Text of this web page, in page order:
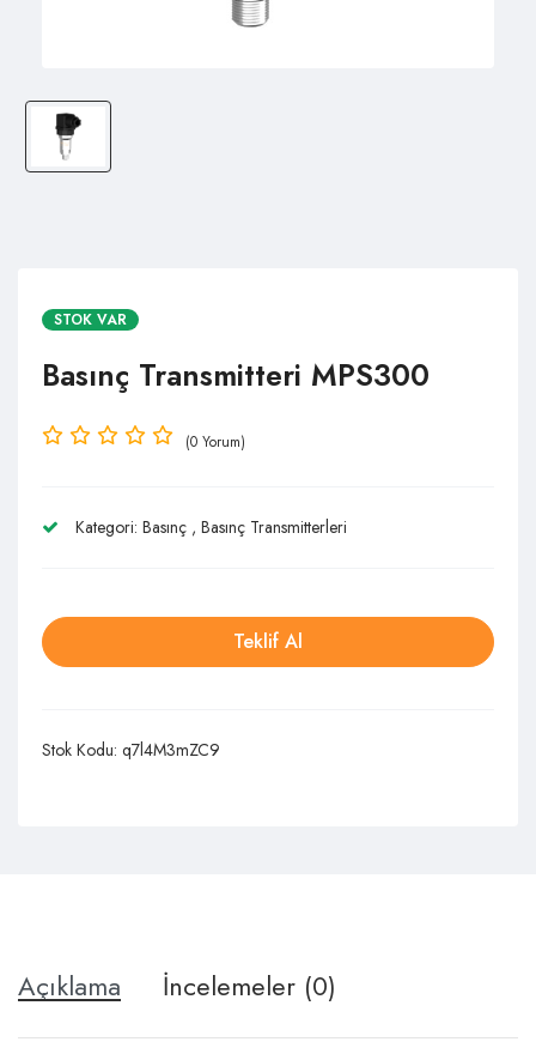
STOK VAR
Basınç Transmitteri MPS300
(0 Yorum)
Kategori: Basınç , Basınç Transmitterleri
Teklif Al
Stok Kodu: q7l4M3mZC9
Açıklama İncelemeler (0)